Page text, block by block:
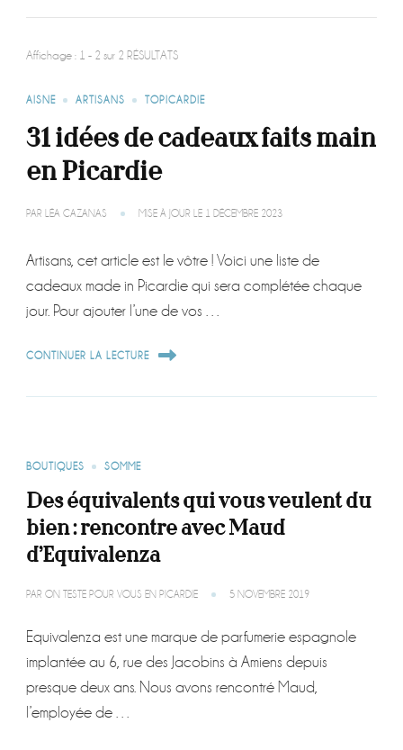
Affichage : 1 - 2 sur 2 RÉSULTATS
AISNE ARTISANS TOPICARDIE
31 idées de cadeaux faits main
en Picardie
PAR LÉA CAZANAS MISE À JOUR LE 1 DÉCEMBRE 2023
Artisans, cet article est le vôtre ! Voici une liste de
cadeaux made in Picardie qui sera complétée chaque
jour. Pour ajouter l’une de vos …
CONTINUER LA LECTURE
BOUTIQUES SOMME
Des équivalents qui vous veulent du
bien : rencontre avec Maud
d’Equivalenza
PAR ON TESTE POUR VOUS EN PICARDIE 5 NOVEMBRE 2019
Equivalenza est une marque de parfumerie espagnole
implantée au 6, rue des Jacobins à Amiens depuis
presque deux ans. Nous avons rencontré Maud,
l’employée de …